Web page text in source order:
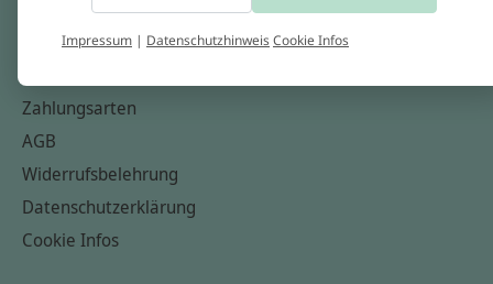
Kontakt
Zahlungsarten
AGB
Widerrufsbelehrung
Datenschutzerklärung
Cookie Infos
Impressum | DatenschutzhinweisCookie Infos